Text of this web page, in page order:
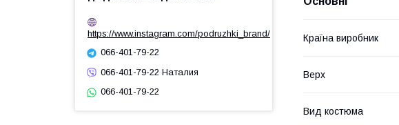
Країна виробник
Верх
Вид костюма
https://www.instagram.com/podruzhki_brand/
066-401-79-22
066-401-79-22 Наталия
066-401-79-22